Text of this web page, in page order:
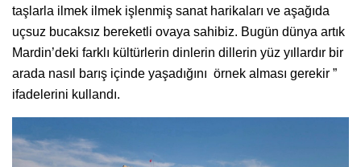
taşlarla ilmek ilmek işlenmiş sanat harikaları ve aşağıda
uçsuz bucaksız bereketli ovaya sahibiz. Bugün dünya artık
Mardin’deki farklı kültürlerin dinlerin dillerin yüz yıllardır bir
arada nasıl barış içinde yaşadığını örnek alması gerekir ”
ifadelerini kullandı.